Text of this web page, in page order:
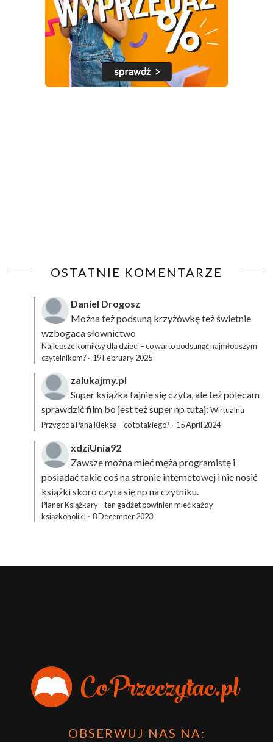
OSTATNIE KOMENTARZE
Daniel Drogosz
Można też podsuną krzyżówkęteż świetnie
wzbogaca słownictwo
Najlepsze komiksy dla dzieci – co warto podsunąć najmłodszym
czytelnikom? · 19 February 2025
zalukajmy.pl
Super książka fajnie się czyta, ale też polecam
sprawdzić film bo jest też super np tutaj: Wirtualna
Przygoda Pana Kleksa – co to takiego? · 15 April 2024
xdziUnia92
Zawsze można mieć męża programistę i
posiadać takie coś na stronie internetowej i nie nosić
książki skoro czyta się np na czytniku.
Planer Książkary – ten gadżet powinien mieć każdy
książkoholik! · 8 December 2023
OBSERWUJ NAS NA: